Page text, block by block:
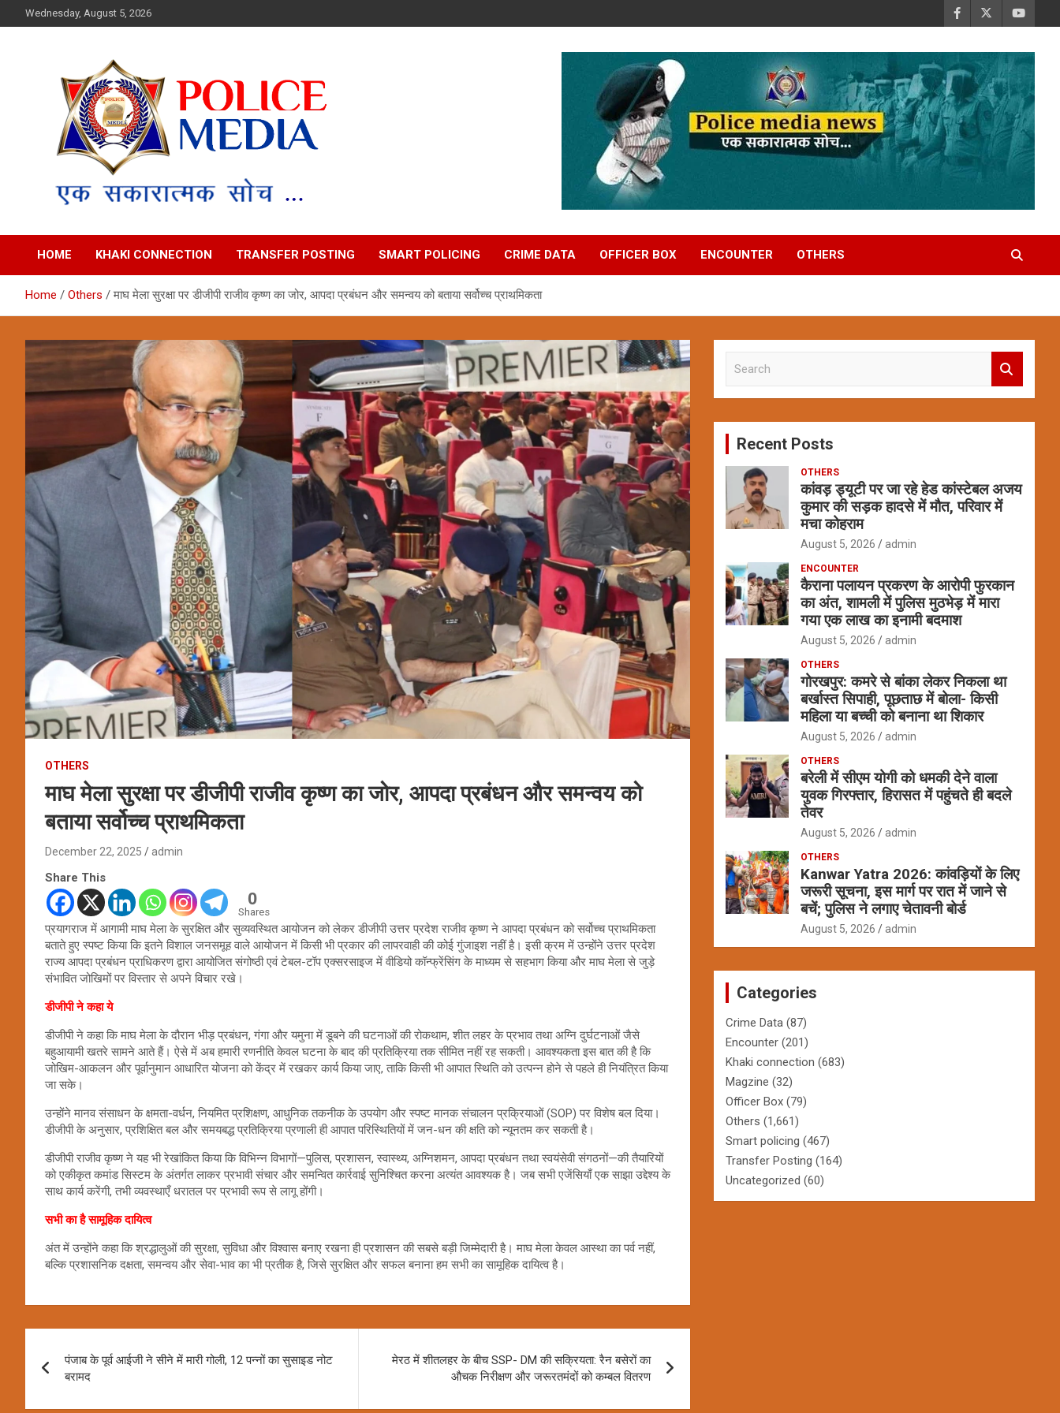
to
Wednesday, August 5, 2026
Police Media News
HOME KHAKI CONNECTION TRANSFER POSTING SMART POLICING CRIME DATA OFFICER BOX ENCOUNTER OTHERS
Home Others माघ मेला सुरक्षा पर डीजीपी राजीव कृष्ण का जोर, आपदा प्रबंधन और समन्वय को बताया सर्वोच्च प्राथमिकता
OTHERS
माघ मेला सुरक्षा पर डीजीपी राजीव कृष्ण का जोर, आपदा प्रबंधन और समन्वय को
बताया सर्वोच्च प्राथमिकता
December 22, 2025 admin
Share This
0
Shares
प्रयागराज में आगामी माघ मेला के सुरक्षित और सुव्यवस्थित आयोजन को लेकर डीजीपी उत्तर प्रदेश राजीव कृष्ण ने आपदा प्रबंधन को सर्वोच्च प्राथमिकता
बताते हुए स्पष्ट किया कि इतने विशाल जनसमूह वाले आयोजन में किसी भी प्रकार की लापरवाही की कोई गुंजाइश नहीं है। इसी क्रम में उन्होंने उत्तर प्रदेश
राज्य आपदा प्रबंधन प्राधिकरण द्वारा आयोजित संगोष्ठी एवं टेबल-टॉप एक्सरसाइज में वीडियो कॉन्फ्रेंसिंग के माध्यम से सहभाग किया और माघ मेला से जुड़े
संभावित जोखिमों पर विस्तार से अपने विचार रखे।
डीजीपी ने कहा ये
डीजीपी ने कहा कि माघ मेला के दौरान भीड़ प्रबंधन, गंगा और यमुना में डूबने की घटनाओं की रोकथाम, शीत लहर के प्रभाव तथा अग्नि दुर्घटनाओं जैसे
बहुआयामी खतरे सामने आते हैं। ऐसे में अब हमारी रणनीति केवल घटना के बाद की प्रतिक्रिया तक सीमित नहीं रह सकती। आवश्यकता इस बात की है कि
जोखिम-आकलन और पूर्वानुमान आधारित योजना को केंद्र में रखकर कार्य किया जाए, ताकि किसी भी आपात स्थिति को उत्पन्न होने से पहले ही नियंत्रित किया
जा सके।
उन्होंने मानव संसाधन के क्षमता-वर्धन, नियमित प्रशिक्षण, आधुनिक तकनीक के उपयोग और स्पष्ट मानक संचालन प्रक्रियाओं (SOP) पर विशेष बल दिया।
डीजीपी के अनुसार, प्रशिक्षित बल और समयबद्ध प्रतिक्रिया प्रणाली ही आपात परिस्थितियों में जन-धन की क्षति को न्यूनतम कर सकती है।
डीजीपी राजीव कृष्ण ने यह भी रेखांकित किया कि विभिन्न विभागों—पुलिस, प्रशासन, स्वास्थ्य, अग्निशमन, आपदा प्रबंधन तथा स्वयंसेवी संगठनों—की तैयारियों
को एकीकृत कमांड सिस्टम के अंतर्गत लाकर प्रभावी संचार और समन्वित कार्रवाई सुनिश्चित करना अत्यंत आवश्यक है। जब सभी एजेंसियाँ एक साझा उद्देश्य के
साथ कार्य करेंगी, तभी व्यवस्थाएँ धरातल पर प्रभावी रूप से लागू होंगी।
सभी का है सामूहिक दायित्व
अंत में उन्होंने कहा कि श्रद्धालुओं की सुरक्षा, सुविधा और विश्वास बनाए रखना ही प्रशासन की सबसे बड़ी जिम्मेदारी है। माघ मेला केवल आस्था का पर्व नहीं,
बल्कि प्रशासनिक दक्षता, समन्वय और सेवा-भाव का भी प्रतीक है, जिसे सुरक्षित और सफल बनाना हम सभी का सामूहिक दायित्व है।
navigation
पंजाब के पूर्व आईजी ने सीने में मारी गोली, 12 पन्नों का सुसाइड नोट
बरामद
मेरठ में शीतलहर के बीच SSP- DM की सक्रियता: रैन बसेरों का
औचक निरीक्षण और जरूरतमंदों को कम्बल वितरण
c
Recent Posts
OTHERS
कांवड़ ड्यूटी पर जा रहे हेड कांस्टेबल अजय
कुमार की सड़क हादसे में मौत, परिवार में
मचा कोहराम
August 5, 2026 admin
ENCOUNTER
कैराना पलायन प्रकरण के आरोपी फुरकान
का अंत, शामली में पुलिस मुठभेड़ में मारा
गया एक लाख का इनामी बदमाश
August 5, 2026 admin
OTHERS
गोरखपुर: कमरे से बांका लेकर निकला था
बर्खास्त सिपाही, पूछताछ में बोला- किसी
महिला या बच्ची को बनाना था शिकार
August 5, 2026 admin
OTHERS
बरेली में सीएम योगी को धमकी देने वाला
युवक गिरफ्तार, हिरासत में पहुंचते ही बदले
तेवर
August 5, 2026 admin
OTHERS
Kanwar Yatra 2026: कांवड़ियों के लिए
जरूरी सूचना, इस मार्ग पर रात में जाने से
बचें; पुलिस ने लगाए चेतावनी बोर्ड
August 5, 2026 admin
Categories
Crime Data (87)
Encounter (201)
Khaki connection (683)
Magzine (32)
Officer Box (79)
Others (1,661)
Smart policing (467)
Transfer Posting (164)
Uncategorized (60)